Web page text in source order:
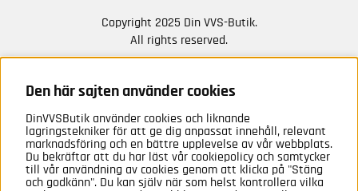
Copyright 2025 Din VVS-Butik.
All rights reserved.
NYHETER FRÅN OSS
Anmäl mig
Den här sajten använder cookies
DinVVSButik använder cookies och liknande
lagringstekniker för att ge dig anpassat innehåll, relevant
marknadsföring och en bättre upplevelse av vår webbplats.
Du bekräftar att du har läst vår cookiepolicy och samtycker
till vår användning av cookies genom att klicka på "Stäng
och godkänn". Du kan själv när som helst kontrollera vilka